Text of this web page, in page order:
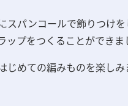
スパンコールで飾りつけを
ップをつくることができま
じめての編みものを楽しみ